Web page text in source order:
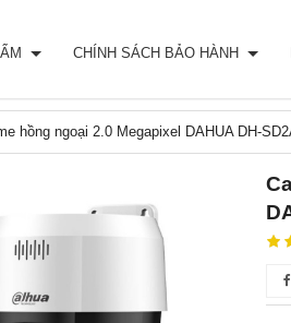
CHÍNH SÁCH BẢO HÀNH
hồng ngoại 2.0 Megapixel DAHUA DH-